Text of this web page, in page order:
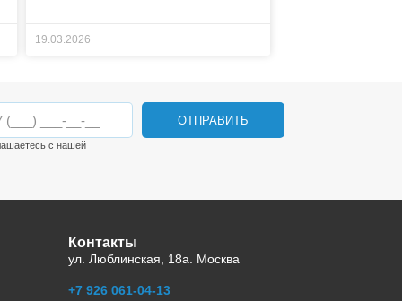
19.03.2026
ОТПРАВИТЬ
с нашей
Контакты
ул. Люблинская, 18а. Москва
+7 926 061-04-13